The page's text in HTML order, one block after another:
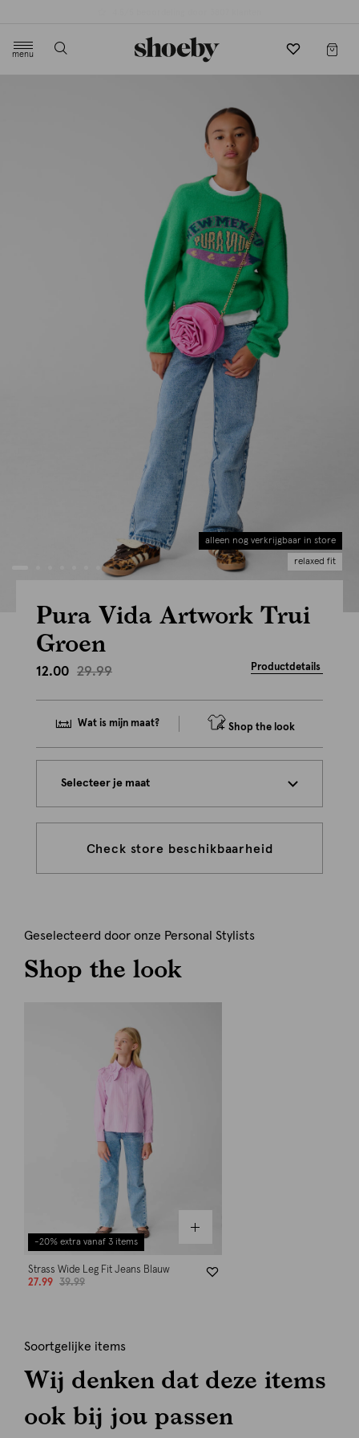
menu
alleen nog verkrijgbaar in store
relaxed fit
Pura Vida Artwork Trui
Groen
12.00 29.99 Productdetails
Wat is mijn maat? Shop the look
Selecteer je maat
Check store beschikbaarheid
Geselecteerd door onze Personal Stylists
Shop the look
-20% extra vanaf 3 items
Strass Wide Leg Fit Jeans Blauw
27.99
39.99
Soortgelijke items
Wij denken dat deze items
ook bij jou passen